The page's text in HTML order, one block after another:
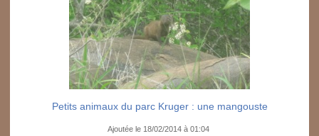
Petits animaux du parc Kruger : une mangouste
Ajoutée le 18/02/2014 à 01:04